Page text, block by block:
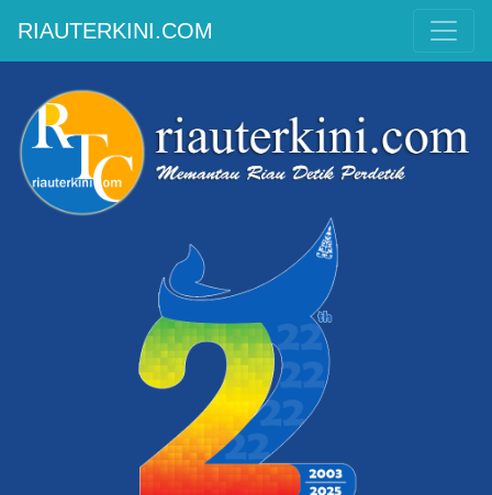
RIAUTERKINI.COM